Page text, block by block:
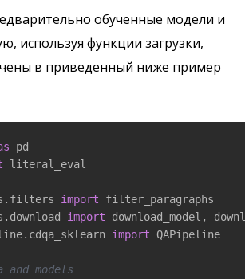
обученные модели и
используя функции загрузки,
в приведенный ниже пример
literal_eval
import
import
import QAPipeline
and models